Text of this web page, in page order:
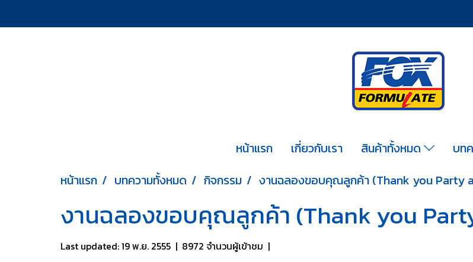
หน้าแรก เกี่ยวกับเรา สินค้าทั้งหมด บท
หน้าแรก
บทความทั้งหมด กิจกรรม งานฉลองขอบคุณลูกค้า (Thank you Party
งานฉลองขอบคุณลูกค้า (Thank you
Last updated: 19 พ.ย. 2555 | 8972 จำนวนผู้เข้าชม |